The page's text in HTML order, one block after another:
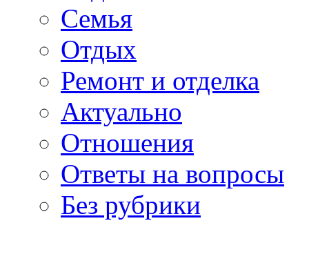
Семья
Отдых
Ремонт и отделка
Актуально
Отношения
Ответы на вопросы
Без рубрики